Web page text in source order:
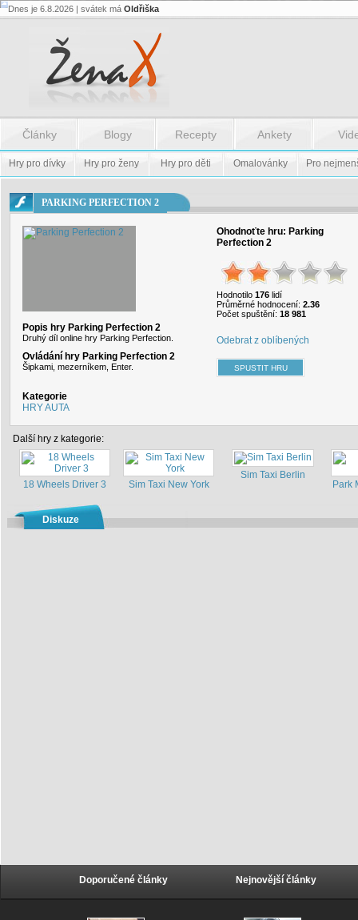
Flash.nazev
Flash.nazev
Dnes je 6.8.2026 | svátek má Oldřiška
Články Blogy Recepty Ankety
Hry pro dívky Hry pro ženy Hry pro děti Omalovánky Pro
PARKING PERFECTION 2
Popis hry Parking Perfection 2
Druhý díl online hry Parking Perfection.
Ovládání hry Parking Perfection 2
Šipkami, mezerníkem, Enter.
Kategorie
HRY AUTA
Ohodnoťte hru: Parking
Perfection 2
Hodnotilo 176 lidí
Průměrné hodnocení: 2.36
Počet spuštění: 18 981
Odebrat z oblíbených
Další hry z kategorie:
18 Wheels Driver 3 Sim Taxi New York
Sim Taxi Berlin
Park
Diskuze
Doporučené články Nejnovější články